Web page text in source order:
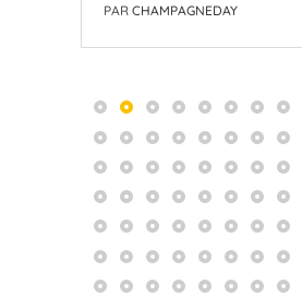
PAR CHAMPAGNEDAY